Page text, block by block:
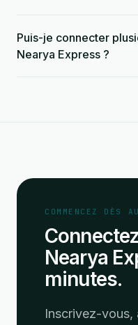
Puis-je connecter
Nearya Express ?
COMMENCEZ DÈS
Nearya
minutes.
Inscrivez-vous,